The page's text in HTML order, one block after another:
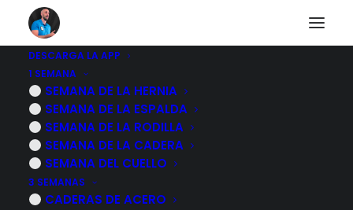
DESCARGA LA APP
1 SEMANA
SEMANA DE LA HERNIA
SEMANA DE LA ESPALDA
SEMANA DE LA RODILLA
SEMANA DE LA CADERA
SEMANA DEL CUELLO
3 SEMANAS
CADERAS DE ACERO
Estiramiento brutal
de cadera y
lumbares en menos
de 3 minutos